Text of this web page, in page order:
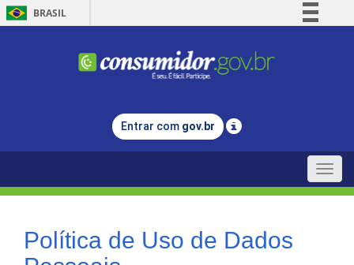
BRASIL
Comunica BR
Legislação
Entrar com gov.br
Toggle
Política de Uso de Dados